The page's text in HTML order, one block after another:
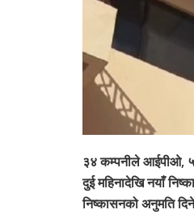
३४ कम्पनीले आईपीओ,
दुई महिनादेखि नयाँ
निष्कासनको अनुमति